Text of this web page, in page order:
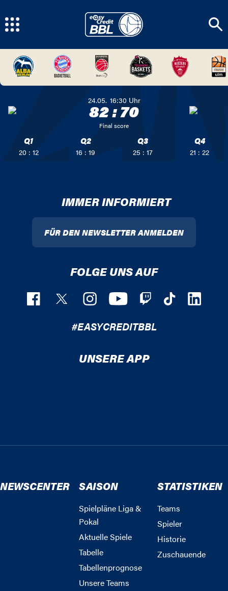
24.05. 16:30 Uhr
82:70
Final score
Q1
20 : 12
Q2
16 : 19
Q3
25 : 17
Q4
21 : 22
IMMER INFORMIERT
FÜR DEN NEWSLETTER ANMELDEN
FOLGE UNS AUF
#EASYCREDITBBL
UNSERE APP
NEWSCENTER SAISON
Spielpläne Liga &
Pokal
Aktuelle Spiele
Tabelle
Tabellenprognose
Unsere Teams
STATISTIKEN
Teams
Spieler
Historie
Zuschauende